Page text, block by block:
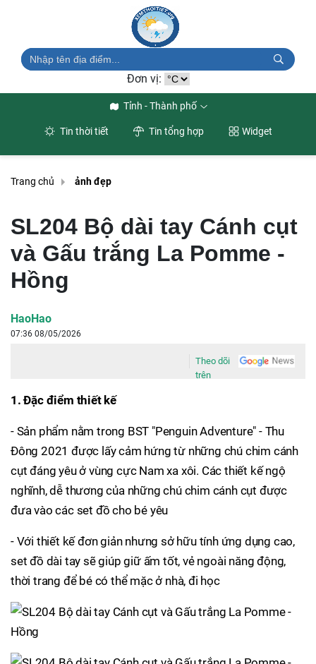
Đơn vị:
Tỉnh - Thành phố
Tin thời tiết Tin tổng hợp Widget
Trang chủ ảnh đẹp
SL204 Bộ dài tay Cánh cụt
và Gấu trắng La Pomme -
Hồng
HaoHao
07:36 08/05/2026
Theo dõi
trên
1. Đặc điểm thiết kế
- Sản phẩm nằm trong BST "Penguin Adventure" - Thu
Đông 2021 được lấy cảm hứng từ những chú chim cánh
cụt đáng yêu ở vùng cực Nam xa xôi. Các thiết kế ngộ
nghĩnh, dễ thương của những chú chim cánh cụt được
đưa vào các set đồ cho bé yêu
- Với thiết kế đơn giản nhưng sở hữu tính ứng dụng cao,
set đồ dài tay sẽ giúp giữ ấm tốt, vẻ ngoài năng động,
thời trang để bé có thể mặc ở nhà, đi học